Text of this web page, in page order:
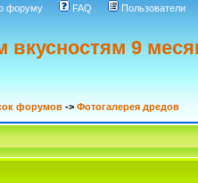
форуму FAQ Пользователи
вкусностям 9
форумов -> Фотогалерея дредов